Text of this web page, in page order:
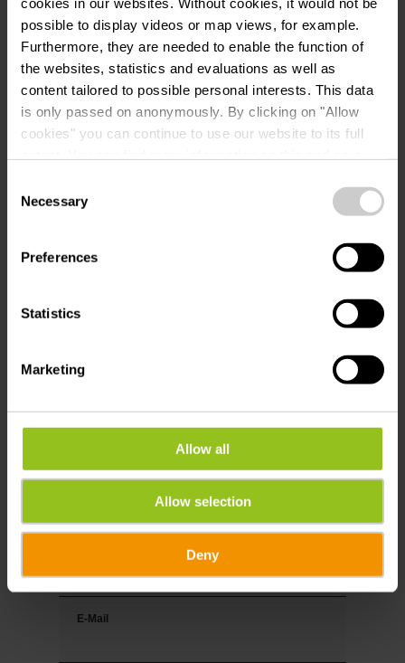
possible to display videos or map views, for example.
Furthermore, they are needed to enable the function of
the websites, statistics and evaluations as well as
content tailored to possible personal interests. This data
is only passed on anonymously. By clicking on "Allow
cookies" you can continue to use our website to its full
time.
Selection
Necessary
Preferences
Statistics
Marketing
Allow all
Allow selection
Deny
Anfragen
Ihre Reisedaten
Ihre Kontaktdaten
E-Mail